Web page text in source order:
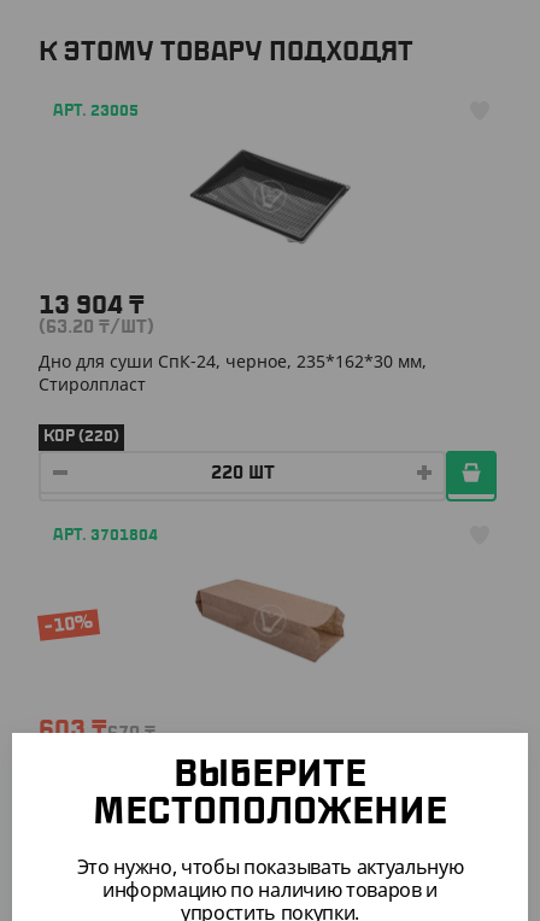
К ЭТОМУ ТОВАРУ ПОДХОДЯТ
АРТ. 23005
13 904 ₸
(63.20 ₸/ШТ)
Дно для суши СпК-24, черное, 235*162*30 мм,
Стиролпласт
КОР (220)
АРТ. 3701804
-10%
603₸670₸
Пакет с V дном, крафт, БУН, 100*60*300 мм
ВЫБЕРИТЕ
МЕСТОПОЛОЖЕНИЕ
Это нужно, чтобы показывать актуальную
информацию по наличию товаров и
упростить покупки.